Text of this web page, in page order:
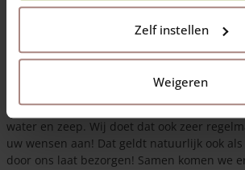
Zelf instellen
Weigeren
eventueel ook gratis een aanhangertje te
enkel risico! De komende weken zullen de
aan de slag! Zo lang het verantwoord en
te blijven, bent u bij ons welkom. We
richtlijnen van het RIVM! Bij onze balie staan
desinfecteringsmiddelen of u kunt even
water en zeep. Wij doet dat ook zeer
uw wensen aan! Dat geldt natuurlijk ook
door ons laat bezorgen! Samen komen we